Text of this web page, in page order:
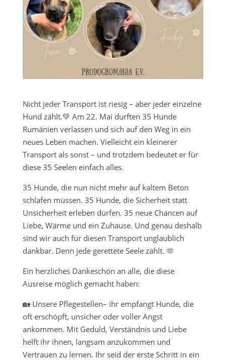
Nicht jeder Transport ist riesig – aber jeder einzelne
Hund zählt.💚 Am 22. Mai durften 35 Hunde
Rumänien verlassen und sich auf den Weg in ein
neues Leben machen. Vielleicht ein kleinerer
Transport als sonst – und trotzdem bedeutet er für
diese 35 Seelen einfach alles.
35 Hunde, die nun nicht mehr auf kaltem Beton
schlafen müssen. 35 Hunde, die Sicherheit statt
Unsicherheit erleben dürfen. 35 neue Chancen auf
Liebe, Wärme und ein Zuhause. Und genau deshalb
sind wir auch für diesen Transport unglaublich
dankbar. Denn jede gerettete Seele zählt. 🫶
Ein herzliches Dankeschön an alle, die diese
Ausreise möglich gemacht haben:
🏡 Unsere Pflegestellen– ihr empfangt Hunde, die
oft erschöpft, unsicher oder voller Angst
ankommen. Mit Geduld, Verständnis und Liebe
helft ihr ihnen, langsam anzukommen und
Vertrauen zu lernen. Ihr seid der erste Schritt in ein